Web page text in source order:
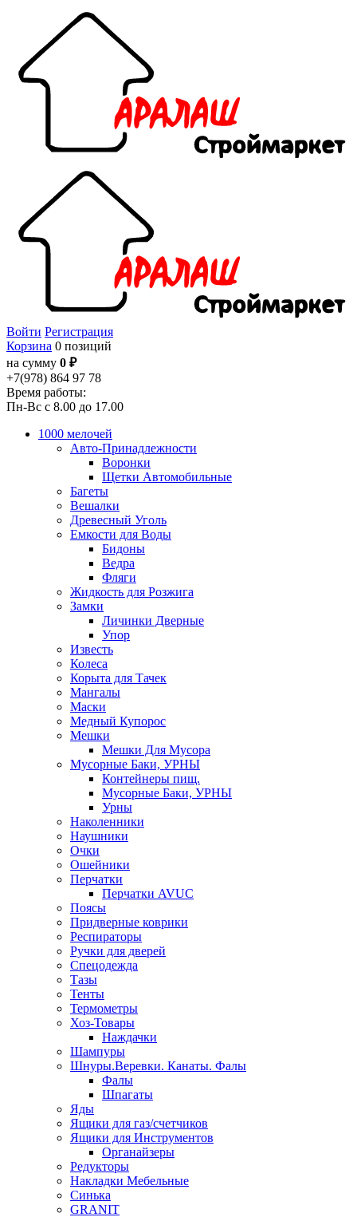
Войти Регистрация
Корзина 0 позиций
на сумму 0 ₽
+7(978) 864 97 78
Время работы:
Пн-Вс с 8.00 до 17.00
1000 мелочей
Авто-Принадлежности
Воронки
Щетки Автомобильные
Багеты
Вешалки
Древесный Уголь
Емкости для Воды
Бидоны
Ведра
Фляги
Жидкость для Розжига
Замки
Личинки Дверные
Упор
Известь
Колеса
Корыта для Тачек
Мангалы
Маски
Медный Купорос
Мешки
Мешки Для Мусора
Мусорные Баки, УРНЫ
Контейнеры пищ.
Мусорные Баки, УРНЫ
Урны
Наколенники
Наушники
Очки
Ошейники
Перчатки
Перчатки AVUC
Поясы
Придверные коврики
Респираторы
Ручки для дверей
Спецодежда
Тазы
Тенты
Термометры
Хоз-Товары
Наждачки
Шампуры
Шнуры.Веревки. Канаты. Фалы
Фалы
Шпагаты
Яды
Ящики для газ/счетчиков
Ящики для Инструментов
Органайзеры
Редукторы
Накладки Мебельные
Синька
GRANIT